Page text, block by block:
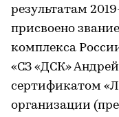
результатам
присвоено
комплекса
«СЗ «ДСК»
сертификатом
организации